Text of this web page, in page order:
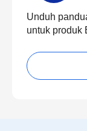
Unduh
untuk produk